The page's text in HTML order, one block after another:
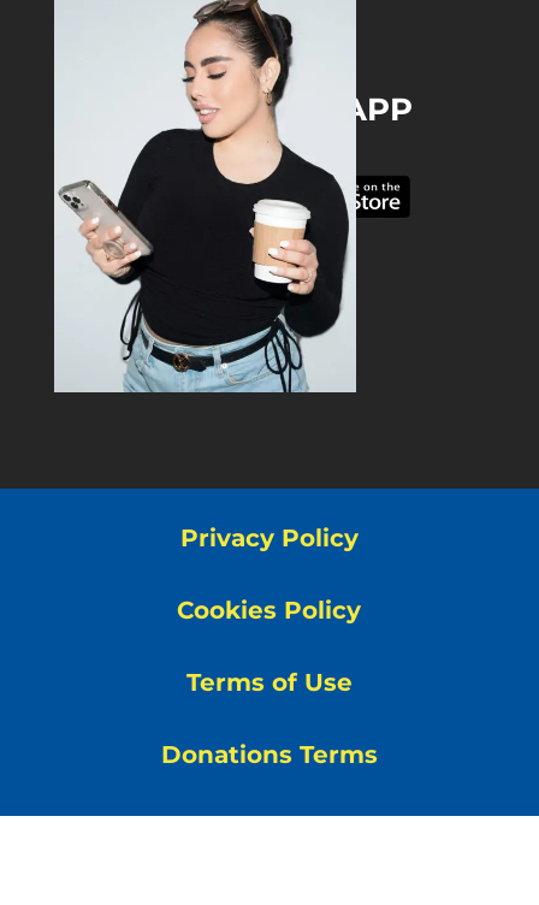
DOWNLOAD THE APP
Privacy Policy
Cookies Policy
Terms of Use
Donations Terms